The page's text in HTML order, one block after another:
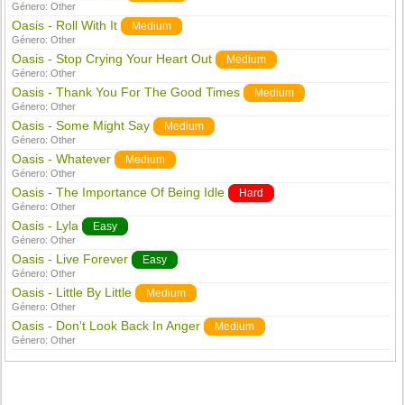
Género:Other
Oasis - Roll With It Medium
Género:Other
Oasis - Stop Crying Your Heart Out Medium
Género:Other
Oasis - Thank You For The Good Times Medium
Género:Other
Oasis - Some Might Say Medium
Género:Other
Oasis - Whatever Medium
Género:Other
Oasis - The Importance Of Being Idle Hard
Género:Other
Oasis - Lyla Easy
Género:Other
Oasis - Live Forever Easy
Género:Other
Oasis - Little By Little Medium
Género:Other
Oasis - Don't Look Back In Anger Medium
Género:Other